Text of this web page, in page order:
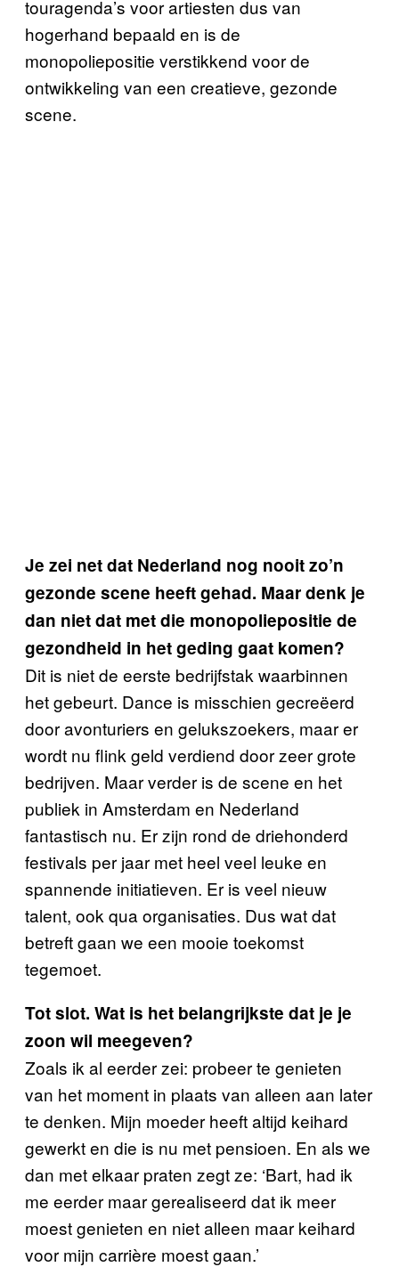
touragenda’s voor artiesten dus van
hogerhand bepaald en is de
monopoliepositie verstikkend voor de
ontwikkeling van een creatieve, gezonde
scene.
Je zei net dat Nederland nog nooit zo’n
gezonde scene heeft gehad. Maar denk je
dan niet dat met die monopoliepositie de
gezondheid in het geding gaat komen?
Dit is niet de eerste bedrijfstak waarbinnen
het gebeurt. Dance is misschien gecreëerd
door avonturiers en gelukszoekers, maar er
wordt nu flink geld verdiend door zeer grote
bedrijven. Maar verder is de scene en het
publiek in Amsterdam en Nederland
fantastisch nu. Er zijn rond de driehonderd
festivals per jaar met heel veel leuke en
spannende initiatieven. Er is veel nieuw
talent, ook qua organisaties. Dus wat dat
betreft gaan we een mooie toekomst
tegemoet.
Tot slot. Wat is het belangrijkste dat je je
zoon wil meegeven?
Zoals ik al eerder zei: probeer te genieten
van het moment in plaats van alleen aan later
te denken. Mijn moeder heeft altijd keihard
gewerkt en die is nu met pensioen. En als we
dan met elkaar praten zegt ze: ‘Bart, had ik
me eerder maar gerealiseerd dat ik meer
moest genieten en niet alleen maar keihard
voor mijn carrière moest gaan.’